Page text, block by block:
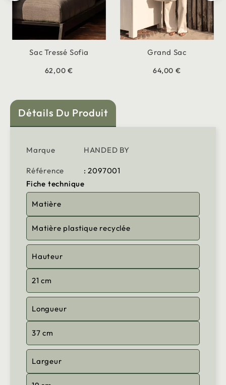
Sac Tressé Sofia
62,00 €
Grand Sac
64,00 €
Détails Du Produit
Marque HANDED BY
Référence
: 2097001
Fiche technique
Matière
Matière plastique recyclée
Hauteur
21 cm
Longueur
37 cm
Largeur